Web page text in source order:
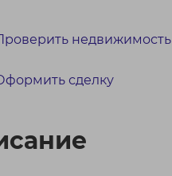
недвижимость
сделку